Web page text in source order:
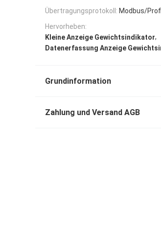
Übertragungsprotokoll: Modbus/
Hervorheben:
Kleine Anzeige Gewichtsindikator,
Datenerfassung Anzeige
Grundinformation
Zahlung und Versand AGB